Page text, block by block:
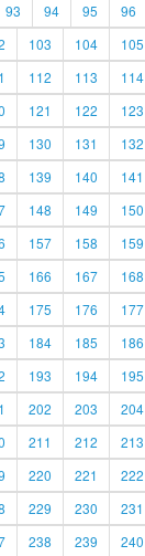
93 94 95 96
103 104 105
112 113 114
121 122 123
130 131 132
139 140 141
148 149 150
157 158 159
166 167 168
175 176 177
184 185 186
193 194 195
202 203 204
211 212 213
220 221 222
229 230 231
238 239 240